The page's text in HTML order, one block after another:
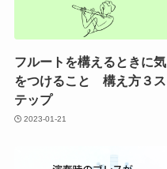
フルートを構えるときに気
をつけること 構え方３ス
テップ
2023-01-21